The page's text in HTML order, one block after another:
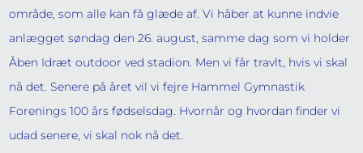
område, som alle kan få glæde af. Vi håber at kunne indvie
anlægget søndag den 26. august, samme dag som vi holder
Åben Idræt outdoor ved stadion. Men vi får travlt, hvis vi skal
nå det. Senere på året vil vi fejre Hammel Gymnastik
Forenings 100 års fødselsdag. Hvornår og hvordan finder vi
udad senere, vi skal nok nå det.